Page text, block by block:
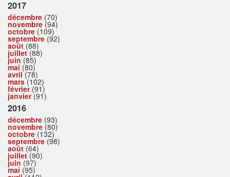
2017
décembre (70)
novembre (94)
octobre (109)
septembre (92)
août (88)
juillet(88)
juin (85)
mai (80)
avril(78)
mars(102)
février(91)
janvier(91)
2016
décembre (93)
novembre (80)
octobre (132)
septembre (98)
août (64)
juillet(90)
juin (97)
mai (95)